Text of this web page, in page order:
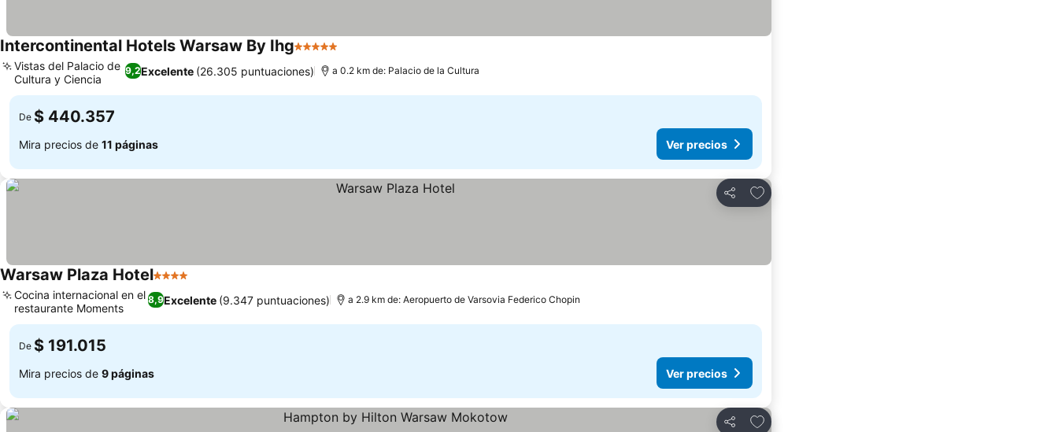
Intercontinental Hotels Warsaw By Ihg5 Estrellas
9,2Excelente (26.305 puntuaciones)
Vistas del Palacio de
Cultura y Ciencia
a 0.2 km de: Palacio de la Cultura
De $ 440.357
Mira precios de 11 páginas Ver precios
Compartir
Agregar a favoritos
Warsaw Plaza Hotel4 Estrellas
8,9Excelente (9.347 puntuaciones)
Cocina internacional en el
restaurante Moments
a 2.9 km de: Aeropuerto de Varsovia Federico Chopin
De $ 191.015
Mira precios de 9 páginas Ver precios
Compartir
Agregar a favoritos